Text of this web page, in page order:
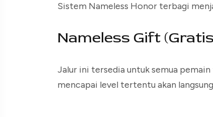
Sistem Nameless Honor terbagi
Nameless Gift
Jalur ini tersedia untuk semua
mencapai level tertentu akan